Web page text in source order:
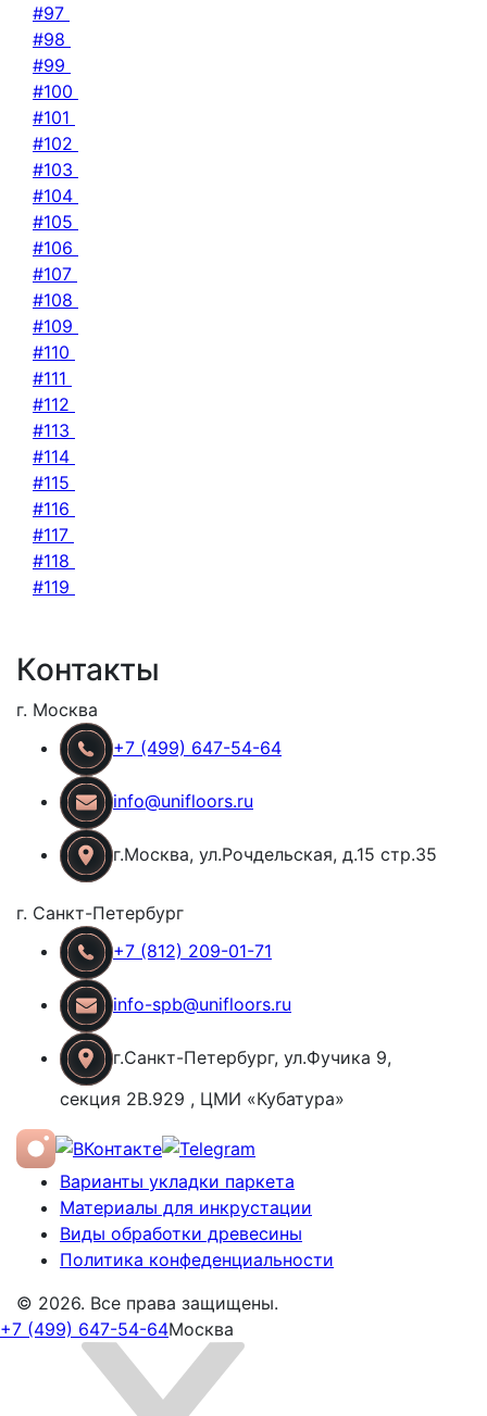
#97
#98
#99
#100
#101
#102
#103
#104
#105
#106
#107
#108
#109
#110
#111
#112
#113
#114
#115
#116
#117
#118
#119
Контакты
г. Москва
+7 (499) 647-54-64
info@unifloors.ru
г.Москва, ул.Рочдельская, д.15 стр.35
г. Санкт-Петербург
+7 (812) 209-01-71
info-spb@unifloors.ru
г.Санкт-Петербург, ул.Фучика 9,
секция 2В.929 , ЦМИ «Кубатура»
Варианты укладки паркета
Материалы для инкрустации
Виды обработки древесины
Политика конфеденциальности
© 2026. Все права защищены.
+7 (499) 647-54-64Москва